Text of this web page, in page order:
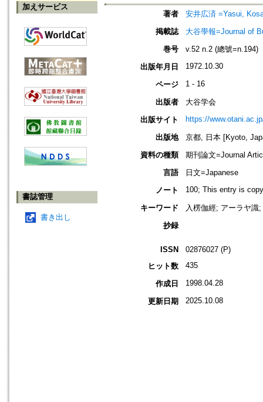
加えサービス
書誌管理
書き出し
著者
安井広済 =Yasui,
掲載誌
大谷學報=Journal of
巻号
v.52 n.2 (總號=n.194)
出版年月日
1972.10.30
ページ 1 - 16
出版者
大谷学会
出版サイト
https://
出版地
京都, 日本 [Kyoto,
資料の種類
期刊論文=Journal
言語
日文=Japanese
ノート
100; This entry is
キーワード
入楞伽經; アーラヤ識
抄録
ISSN
02876027 (P)
ヒット数
435
作成日 1998.04.28
更新日期 2025.10.08